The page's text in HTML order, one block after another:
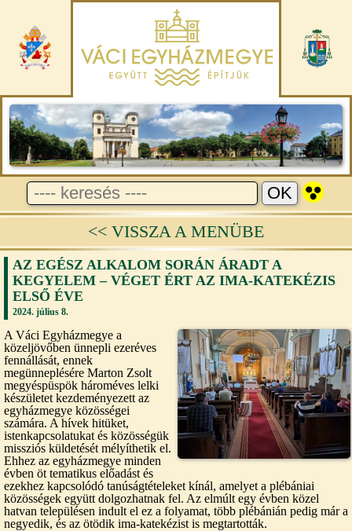
<< VISSZA A MENÜBE
AZ EGÉSZ ALKALOM SORÁN ÁRADT A
KEGYELEM – VÉGET ÉRT AZ IMA-KATEKÉZIS
ELSŐ ÉVE
2024. július 8.
A Váci Egyházmegye a
közeljövőben ünnepli ezeréves
fennállását, ennek
megünneplésére Marton Zsolt
megyéspüspök hároméves lelki
készületet kezdeményezett az
egyházmegye közösségei
számára. A hívek hitüket,
istenkapcsolatukat és közösségük
missziós küldetését mélyíthetik el.
Ehhez az egyházmegye minden
évben öt tematikus előadást és
ezekhez kapcsolódó tanúságtételeket kínál, amelyet a plébániai
közösségek együtt dolgozhatnak fel. Az elmúlt egy évben közel
hatvan településen indult el ez a folyamat, több plébánián pedig már a
negyedik, és az ötödik ima-katekézist is megtartották.